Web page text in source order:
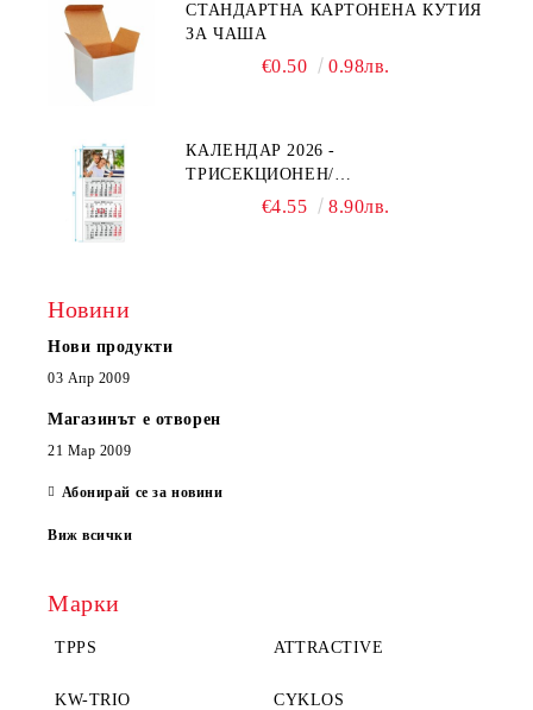
СТАНДАРТНА КАРТОНЕНА КУТИЯ
ЗА ЧАША
€0.50 0.98лв.
КАЛЕНДАР 2026 -
ТРИСЕКЦИОНЕН/
ЕДНОСЕКЦИОНЕН
€4.55 8.90лв.
Новини
Нови продукти
03 Апр 2009
Магазинът е отворен
21 Мар 2009
Абонирай се за новини
Виж всички
Марки
TPPS ATTRACTIVE
KW-TRIO CYKLOS